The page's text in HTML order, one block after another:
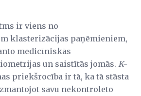
ir viens no
klasterizācijas paņēmieniem,
medicīniskās
un saistītās jomās. K-
priekšrocība ir tā, ka tā stāsta
savu nekontrolēto